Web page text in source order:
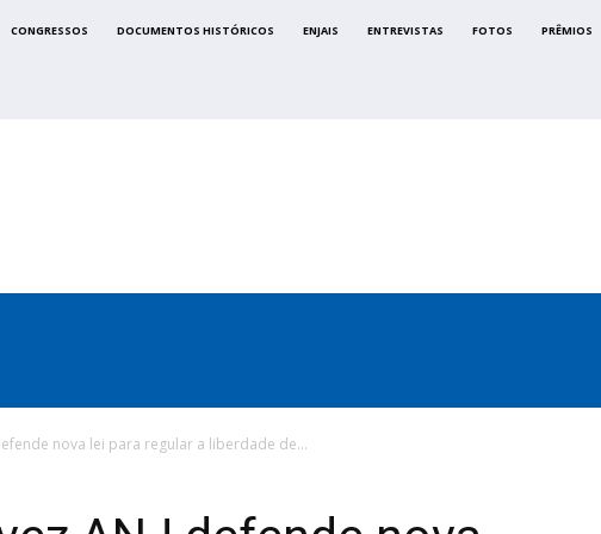
CONGRESSOS DOCUMENTOS HISTÓRICOS ENJAIS ENTREVISTAS FOTOS PRÊMIOS
nova lei para regular a liberdade de...